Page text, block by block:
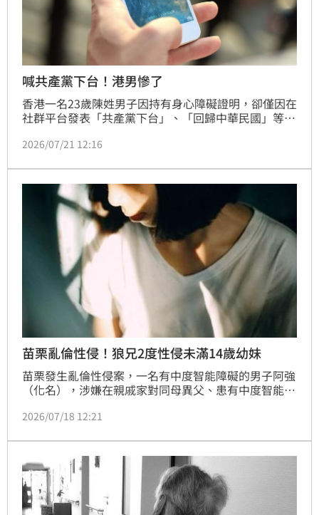
喊共產黨下台！港男慘了
香港一名23歲陳姓男子因持有身心障礙證明，卻僅因在
社群平台發表「共產黨下台」、「回歸中華民國」等言
家政權罪」重判入獄2年4個月。儘管辯方律師強調被告
安法指定法官陳廣池認定其言論具備煽動意圖，不顧被
告身心狀況執意判刑。此案引發國際社會譁然，各界質
疑港版國安法淪為打壓異見、無視人權的工具，對弱勢
群體採取極端
2026/07/21 12:16
苗栗亂倫性侵！狼兄2度性侵未滿14歲幼妹
苗栗發生亂倫性侵案，一名有中度智能障礙的男子阿強
（化名），涉嫌在親戚家對同母異父、患有中度智能障
及社工發現異狀，全案才曝光。
2026/07/18 12:21